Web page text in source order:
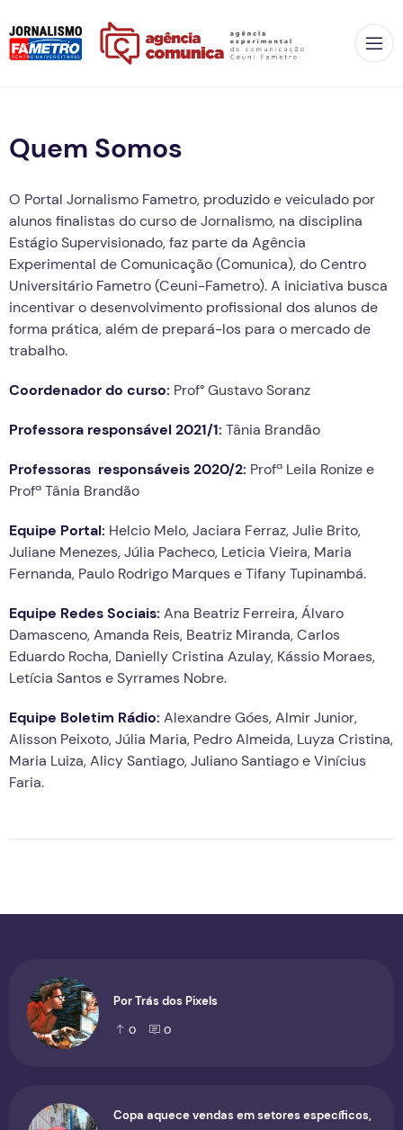
Quem Somos
O Portal Jornalismo Fametro, produzido e veiculado por
alunos finalistas do curso de Jornalismo, na disciplina
Estágio Supervisionado, faz parte da Agência
Experimental de Comunicação (Comunica), do Centro
Universitário Fametro (Ceuni-Fametro). A iniciativa busca
incentivar o desenvolvimento profissional dos alunos de
forma prática, além de prepará-los para o mercado de
trabalho.
Coordenador do curso: Prof° Gustavo Soranz
Professora responsável 2021/1: Tânia Brandão
Professoras responsáveis 2020/2: Profª Leila Ronize e
Profª Tânia Brandão
Equipe Portal: Helcio Melo, Jaciara Ferraz, Julie Brito,
Juliane Menezes, Júlia Pacheco, Leticia Vieira, Maria
Fernanda, Paulo Rodrigo Marques e Tifany Tupinambá.
Equipe Redes Sociais: Ana Beatriz Ferreira, Álvaro
Damasceno, Amanda Reis, Beatriz Miranda, Carlos
Eduardo Rocha, Danielly Cristina Azulay, Kássio Moraes,
Letícia Santos e Syrrames Nobre.
Equipe Boletim Rádio: Alexandre Góes, Almir Junior,
Alisson Peixoto, Júlia Maria, Pedro Almeida, Luyza Cristina,
Maria Luiza, Alicy Santiago, Juliano Santiago e Vinícius
Faria.
Por Trás dos Pixels
0 0
Copa aquece vendas em setores específicos,